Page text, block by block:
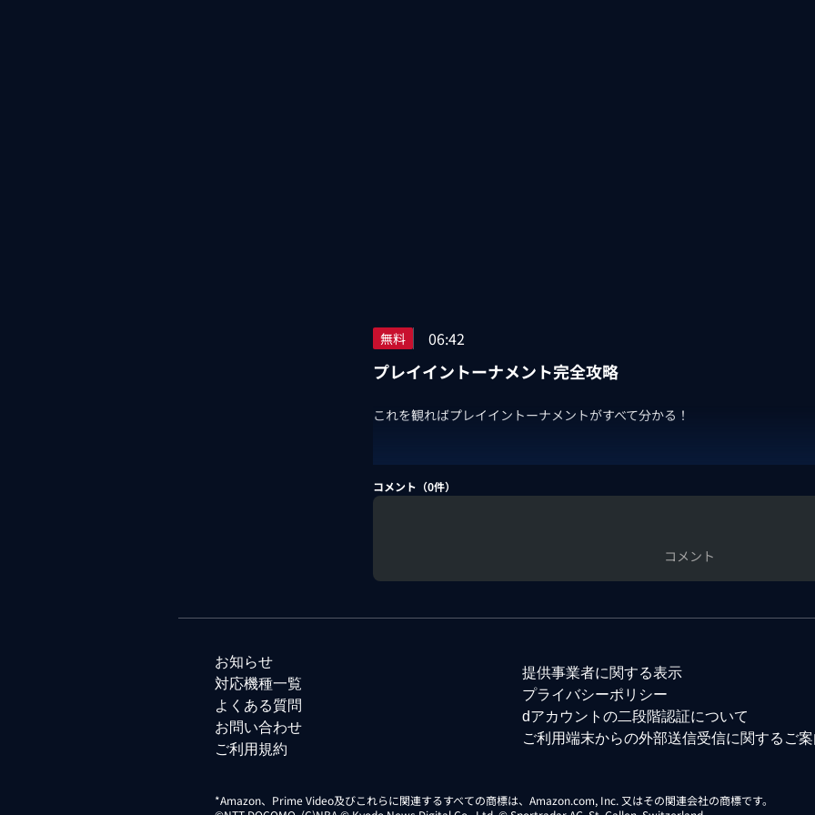
無料 06:42
プレイイントーナメント完全攻略
これを観ればプレイイントーナメントがすべて分かる！
コメント（0件）
コメント
お知らせ
対応機種一覧
よくある質問
お問い合わせ
ご利用規約
提供事業者に関する表示
プライバシーポリシー
dアカウントの二段階認証について
ご利用端末からの外部送信受信に関するご案
*Amazon、Prime Video及びこれらに関連するすべての商標は、Amazon.com, Inc. 又はその関連会社の商標です。